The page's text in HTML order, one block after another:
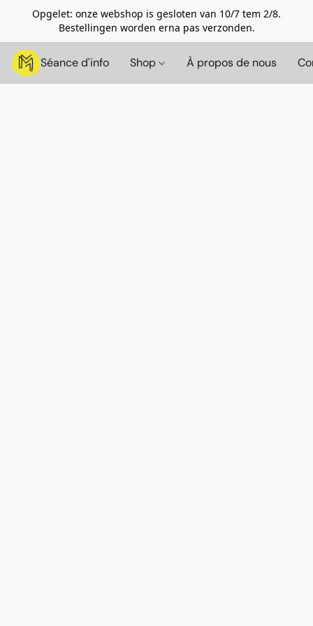
Opgelet: onze webshop is gesloten van 10/7 tem 2/8.
Bestellingen worden erna pas verzonden.
Séance d'info Shop À propos de nous